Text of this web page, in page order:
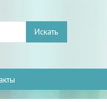
Искать